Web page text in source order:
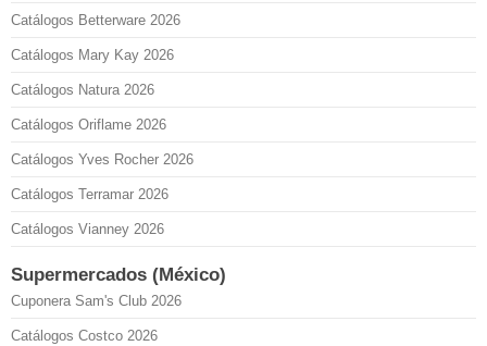
Catálogos Betterware 2026
Catálogos Mary Kay 2026
Catálogos Natura 2026
Catálogos Oriflame 2026
Catálogos Yves Rocher 2026
Catálogos Terramar 2026
Catálogos Vianney 2026
Supermercados (México)
Cuponera Sam's Club 2026
Catálogos Costco 2026